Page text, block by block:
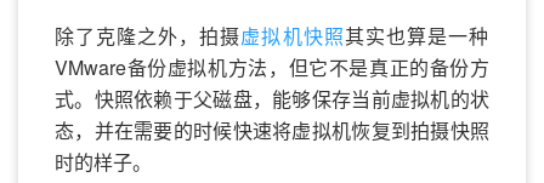
除了克隆之外，拍摄虚拟机快照其实也算是一种
VMware备份虚拟机方法，但它不是真正的备份方
式。快照依赖于父磁盘，能够保存当前虚拟机的状
态，并在需要的时候快速将虚拟机恢复到拍摄快照
时的样子。